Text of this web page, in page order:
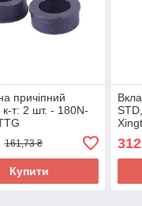
причіпний
т: 2 шт. - 180N-
161,73 ₴
Купити
312